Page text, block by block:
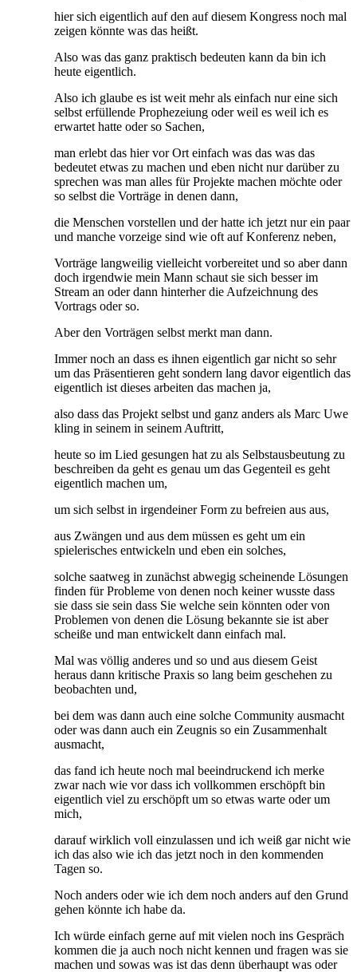
hier sich eigentlich auf den auf diesem Kongress noch mal
zeigen könnte was das heißt.
Also was das ganz praktisch bedeuten kann da bin ich
heute eigentlich.
Also ich glaube es ist weit mehr als einfach nur eine sich
selbst erfüllende Prophezeiung oder weil es weil ich es
erwartet hatte oder so Sachen,
man erlebt das hier vor Ort einfach was das was das
bedeutet etwas zu machen und eben nicht nur darüber zu
sprechen was man alles für Projekte machen möchte oder
so selbst die Vorträge in denen dann,
die Menschen vorstellen und der hatte ich jetzt nur ein paar
und manche vorzeige sind wie oft auf Konferenz neben,
Vorträge langweilig vielleicht vorbereitet und so aber dann
doch irgendwie mein Mann schaut sie sich besser im
Stream an oder dann hinterher die Aufzeichnung des
Vortrags oder so.
Aber den Vorträgen selbst merkt man dann.
Immer noch an dass es ihnen eigentlich gar nicht so sehr
um das Präsentieren geht sondern lang davor eigentlich das
eigentlich ist dieses arbeiten das machen ja,
also dass das Projekt selbst und ganz anders als Marc Uwe
kling in seinem in seinem Auftritt,
heute so im Lied gesungen hat zu als Selbstausbeutung zu
beschreiben da geht es genau um das Gegenteil es geht
eigentlich machen um,
um sich selbst in irgendeiner Form zu befreien aus aus,
aus Zwängen und aus dem müssen es geht um ein
spielerisches entwickeln und eben ein solches,
solche saatweg in zunächst abwegig scheinende Lösungen
finden für Probleme von denen noch keiner wusste dass
sie dass sie sein dass Sie welche sein könnten oder von
Problemen von denen die Lösung bekannte sie ist aber
scheiße und man entwickelt dann einfach mal.
Mal was völlig anderes und so und aus diesem Geist
heraus dann kritische Praxis so lang beim geschehen zu
beobachten und,
bei dem was dann auch eine solche Community ausmacht
oder was dann auch ein Zeugnis so ein Zusammenhalt
ausmacht,
das fand ich heute noch mal beeindruckend ich merke
zwar nach wie vor dass ich vollkommen erschöpft bin
eigentlich viel zu erschöpft um so etwas warte oder um
mich,
darauf wirklich voll einzulassen und ich weiß gar nicht wie
ich das also wie ich das jetzt noch in den kommenden
Tagen so.
Noch anders oder wie ich dem noch anders auf den Grund
gehen könnte ich habe da.
Ich würde einfach gerne auf mit vielen noch ins Gespräch
kommen die ja auch noch nicht kennen und fragen was sie
machen und sowas was ist das denn überhaupt was oder